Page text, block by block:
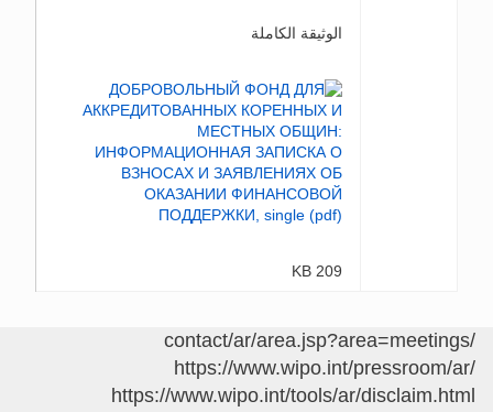
الوثيقة الكاملة
209 KB
/contact/ar/area.jsp?area=meetings
https://www.wipo.int/pressroom/ar/
https://www.wipo.int/tools/ar/disclaim.html